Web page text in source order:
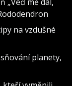
na vzdušné
planety,